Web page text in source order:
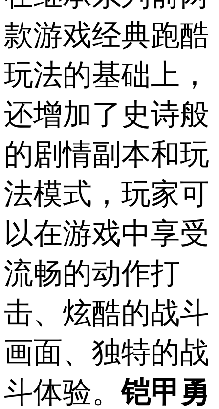
款游戏经典跑酷
玩法的基础上，
还增加了史诗般
的剧情副本和玩
法模式，玩家可
以在游戏中享受
流畅的动作打
击、炫酷的战斗
画面、独特的战
斗体验。铠甲勇